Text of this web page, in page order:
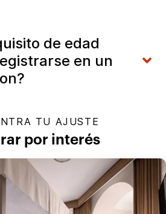
de edad
en un
TU AJUSTE
por interés